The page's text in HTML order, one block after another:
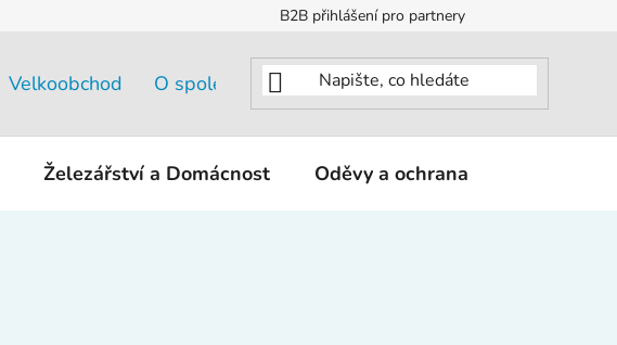
B2B přihlášení pro partnery
Velkoobchod O společnosti
Železářství a Domácnost Oděvy a ochrana